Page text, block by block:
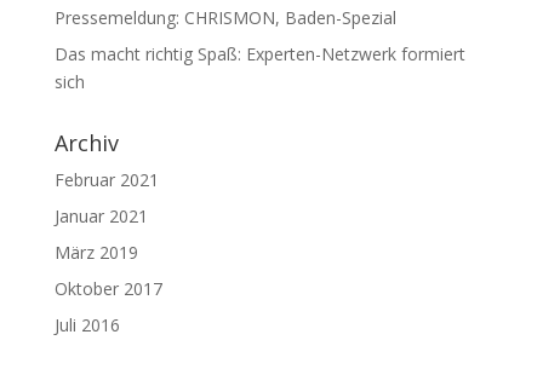
Pressemeldung: CHRISMON, Baden-Spezial
Das macht richtig Spaß: Experten-Netzwerk formiert
sich
Archiv
Februar 2021
Januar 2021
März 2019
Oktober 2017
Juli 2016